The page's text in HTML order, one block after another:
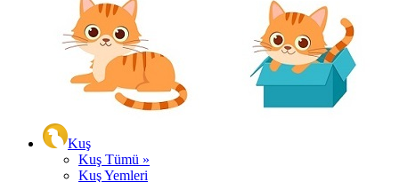
Kuş
Kuş Tümü »
Kuş Yemleri